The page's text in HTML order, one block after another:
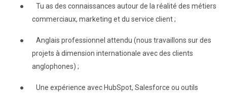
●
Tu as des connaissances autour de la réalité des métiers
commerciaux, marketing et du service client ;
●
Anglais professionnel attendu (nous travaillons sur des
projets à dimension internationale avec des clients
anglophones) ;
●
Une expérience avec HubSpot, Salesforce ou outils